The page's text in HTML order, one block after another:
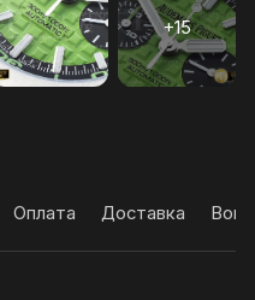
Оплата Доставка